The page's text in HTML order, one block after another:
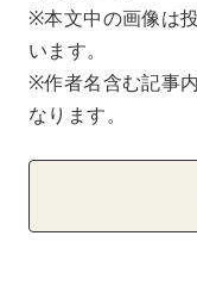
※本文中の画像は
います。
※作者名含む記事
なります。